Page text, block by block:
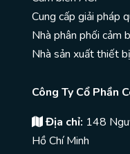
Cung cấp giải pháp
Nhà phân phối cảm
Nhà sản xuất thiết
Công Ty Cổ Phần
Địa chỉ: 148
Hồ Chí Minh